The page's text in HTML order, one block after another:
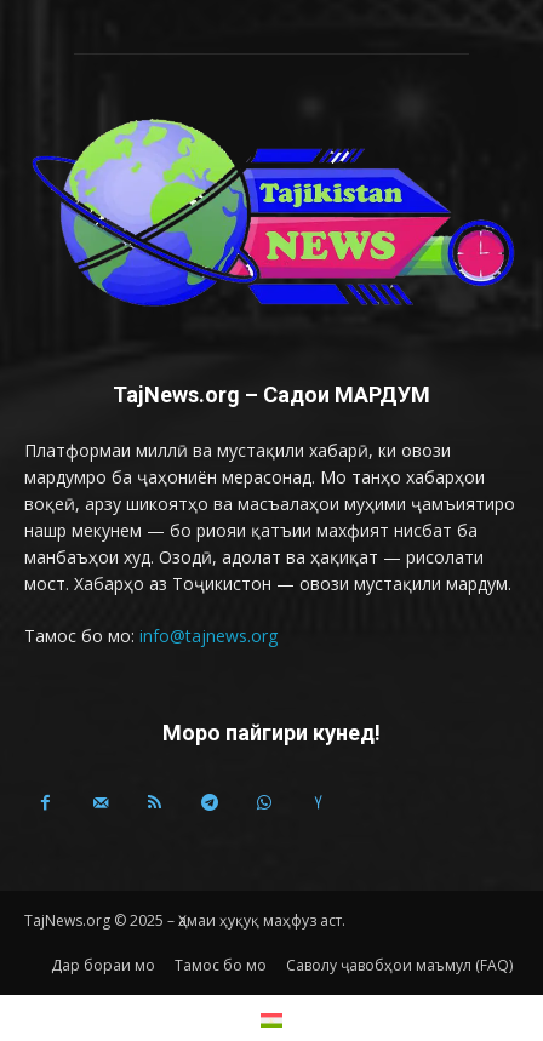
TajNews.org – Садои МАРДУМ
Платформаи миллӣ ва мустақили хабарӣ, ки овози
мардумро ба ҷаҳониён мерасонад. Мо танҳо хабарҳои
воқеӣ, арзу шикоятҳо ва масъалаҳои муҳими ҷамъиятиро
нашр мекунем — бо риояи қатъии махфият нисбат ба
манбаъҳои худ. Озодӣ, адолат ва ҳақиқат — рисолати
мост. Хабарҳо аз Тоҷикистон — овози мустақили мардум.
Тамос бо мо: info@tajnews.org
Моро пайгири кунед!
TajNews.org © 2025 – Ҳамаи ҳуқуқ маҳфуз аст.
Дар бораи мо Тамос бо мо Саволу ҷавобҳои маъмул (FAQ)